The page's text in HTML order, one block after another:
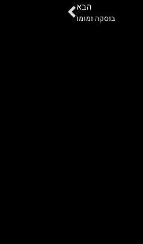
הבא
בוסקה ומומו